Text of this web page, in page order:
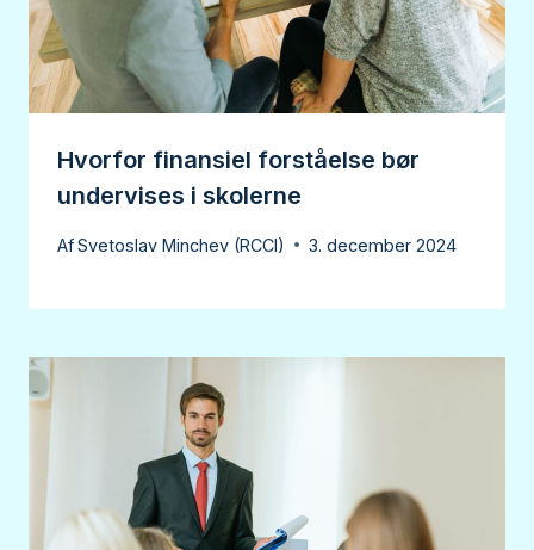
Hvorfor finansiel forståelse bør
undervises i skolerne
AfSvetoslav Minchev (RCCI) 3. december 2024